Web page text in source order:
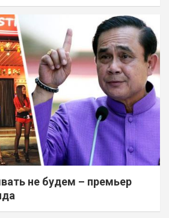
не будем – премьер